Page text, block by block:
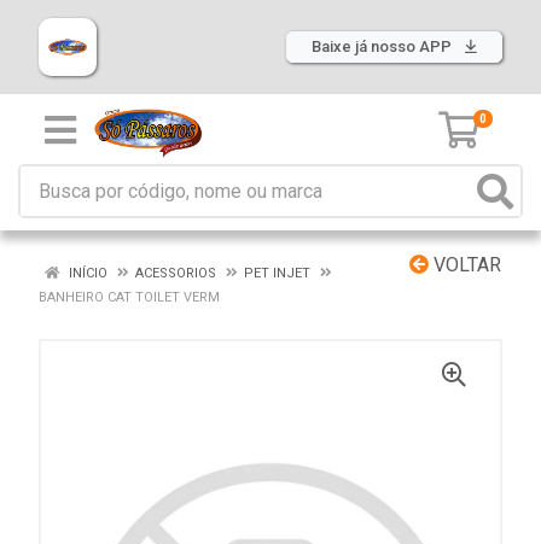
Baixe já nosso APP
0
VOLTAR
INÍCIO ACESSORIOS
PET INJET
BANHEIRO CAT TOILET VERM